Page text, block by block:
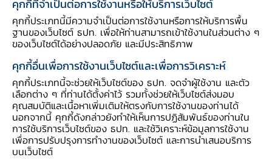
มูลค่าการส่งออกทุเรียนอันดับหนึ่งไปจีน แต่หาก
พิจารณาด้านปริมาณพบว่าเวียดนามสามารถเบียด
ไทยขึ้นแท่นอันดับหนึ่งด้วยส่วนแบ่งตลาดจีน 50.4%
ทิ้งให้ไทยตกมาเป็นอันดับสองแบบฉิวเฉียดที่
49.3%ซึ่งสร้างความกังวลใจให้แวดวงทุเรียนไทยไม่
น้อย
การที่เวียดนามตีตื้นได้เร็วขนาดนี้จึงเป็นคำถามคาใจ
ว่าทุเรียนไทยจะยังเป็นที่ต้องการอยู่ไหม ? แนวโน้ม
คุกกี้ที่จำเป็นต่อการใช้งานหรือให้บริการเว็บไซต์
คุกกี้ประเภทนี้มีความจำเป็นต่อการใช้งานหรือการให้บริการพื้น
ฐานของเว็บไซต์ ธปท. เพื่อให้ท่านสามารถเข้าใช้งานในส่วนต่าง ๆ
ของเว็บไซต์ได้อย่างปลอดภัย และมีประสิทธิภาพ
คุกกี้อื่นเพื่อการใช้งานเว็บไซต์และเพื่อการวิเคราะห์
คุกกี้ประเภทนี้จะช่วยให้เว็บไซต์ของ ธปท. จดจำผู้ใช้งาน และตัว
เลือกต่าง ๆ ที่ท่านได้ตั้งค่าไว้ รวมทั้งช่วยให้เว็บไซต์ส่งมอบ
คุณสมบัติและเนื้อหาเพิ่มเติมให้ตรงกับการใช้งานของท่านได้
นอกจากนี้ คุกกี้ดังกล่าวยังทำให้เห็นการปฏิสัมพันธ์ของท่านใน
การใช้บริการเว็บไซต์ของ ธปท. และใช้วิเคราะห์ข้อมูลการใช้งาน
เพื่อการปรับปรุงการทำงานของเว็บไซต์ และการนำเสนอบริการ
บนเว็บไซต์